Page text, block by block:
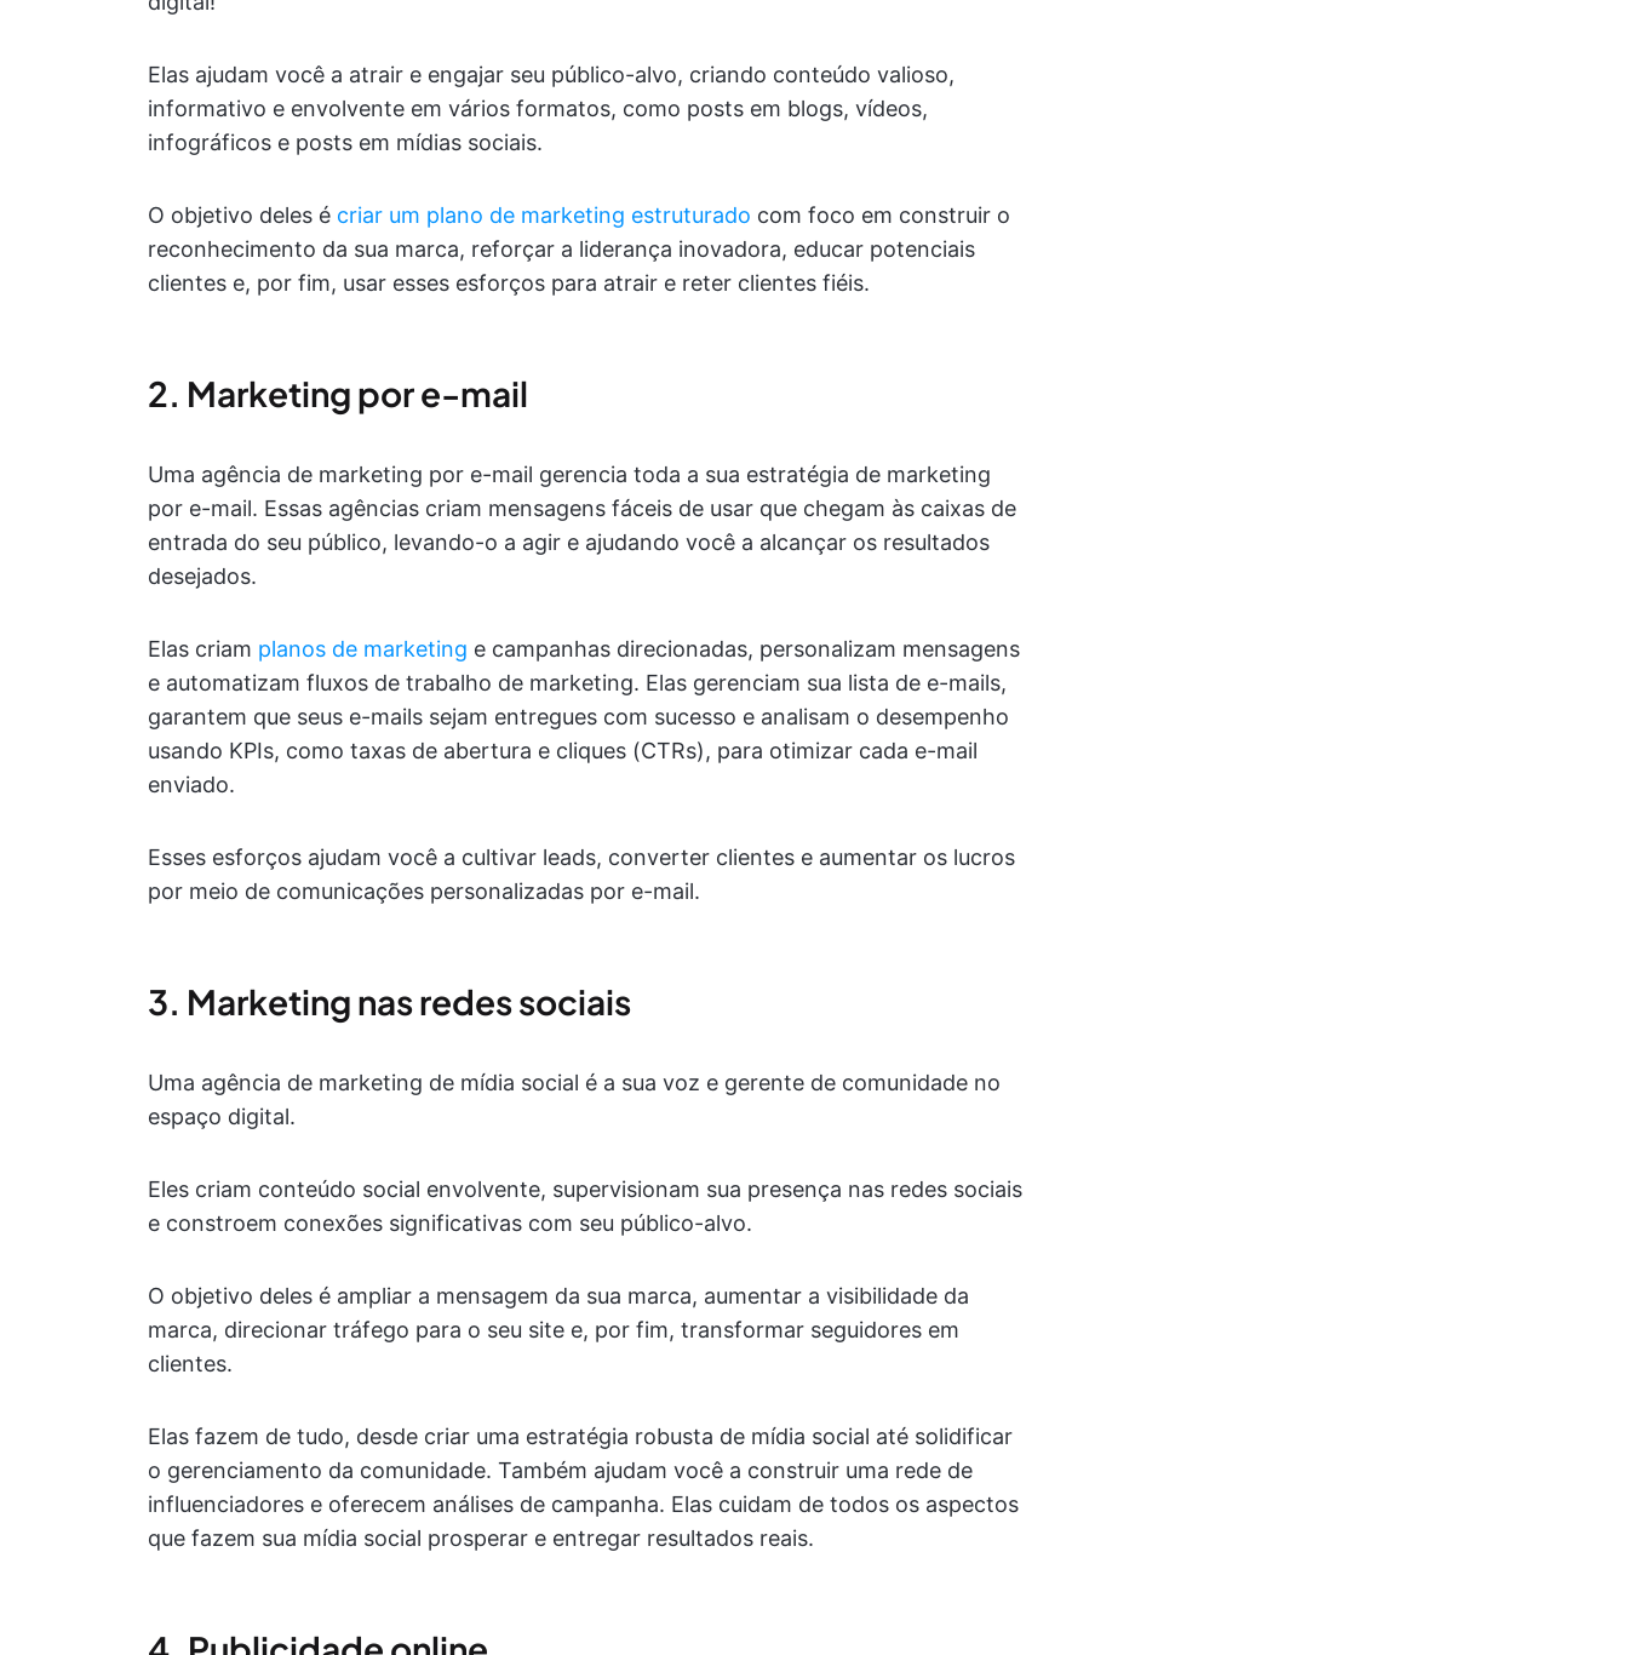
Elas ajudam você a atrair e engajar seu público-alvo, criando conteúdo valioso,
informativo e envolvente em vários formatos, como posts em blogs, vídeos,
infográficos e posts em mídias sociais.
O objetivo deles é criar um plano de marketing estruturado com foco em construir o
reconhecimento da sua marca, reforçar a liderança inovadora, educar potenciais
clientes e, por fim, usar esses esforços para atrair e reter clientes fiéis.
2. Marketing por e-mail
Uma agência de marketing por e-mail gerencia toda a sua estratégia de marketing
por e-mail. Essas agências criam mensagens fáceis de usar que chegam às caixas de
entrada do seu público, levando-o a agir e ajudando você a alcançar os resultados
desejados.
Elas criam planos de marketing e campanhas direcionadas, personalizam mensagens
e automatizam fluxos de trabalho de marketing. Elas gerenciam sua lista de e-mails,
garantem que seus e-mails sejam entregues com sucesso e analisam o desempenho
usando KPIs, como taxas de abertura e cliques (CTRs), para otimizar cada e-mail
enviado.
Esses esforços ajudam você a cultivar leads, converter clientes e aumentar os lucros
por meio de comunicações personalizadas por e-mail.
3. Marketing nas redes sociais
Uma agência de marketing de mídia social é a sua voz e gerente de comunidade no
espaço digital.
Eles criam conteúdo social envolvente, supervisionam sua presença nas redes sociais
e constroem conexões significativas com seu público-alvo.
O objetivo deles é ampliar a mensagem da sua marca, aumentar a visibilidade da
marca, direcionar tráfego para o seu site e, por fim, transformar seguidores em
clientes.
Elas fazem de tudo, desde criar uma estratégia robusta de mídia social até solidificar
o gerenciamento da comunidade. Também ajudam você a construir uma rede de
influenciadores e oferecem análises de campanha. Elas cuidam de todos os aspectos
que fazem sua mídia social prosperar e entregar resultados reais.